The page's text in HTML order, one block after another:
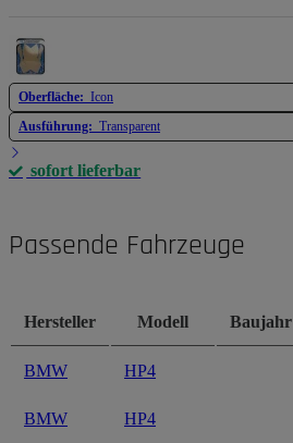
Oberfläche: Icon
Ausführung: Transparent
sofort lieferbar
Passende Fahrzeuge
Hersteller Modell Baujahr
BMW HP4
BMW HP4